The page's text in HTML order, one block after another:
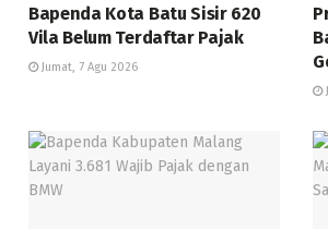
Bapenda Kota Batu Sisir 620
Vila Belum Terdaftar Pajak
Jumat, 7 Agu 2026